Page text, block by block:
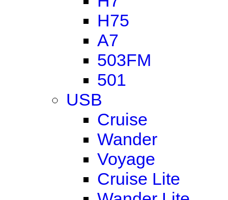
H75
A7
503FM
501
USB
Cruise
Wander
Voyage
Cruise Lite